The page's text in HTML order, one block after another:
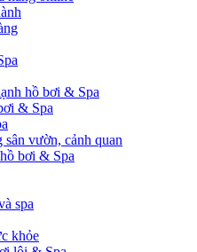
hồ bơi & Spa
& Spa
vườn, cảnh quan
bơi & Spa
spa
khỏe